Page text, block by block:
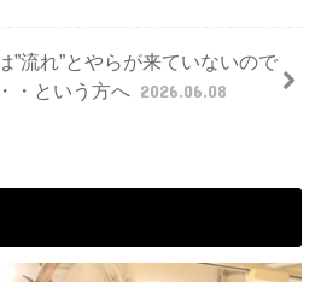
”流れ”とやらが来ていないので
・という方へ 2026.06.08